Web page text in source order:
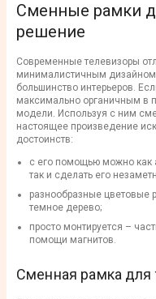
Сменные рамки
решение
Современные телевизоры
минималистичным
большинство интерьеров.
максимально органичным в
модели. Используя с ним
настоящее произведение
достоинств:
с его помощью можно как
так и сделать его
разнообразные цветовые
темное дерево;
просто монтируется –
помощи магнитов.
Сменная рамка для